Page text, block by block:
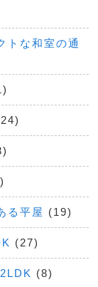
トな和室の通
る平屋 (19)
(27)
(8)